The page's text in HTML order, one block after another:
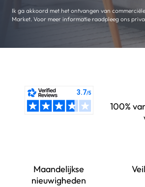
Ik ga akkoord met het ontvangen van
Market. Voor meer informatie raadpleeg ons
100%
Maandelijkse
nieuwigheden